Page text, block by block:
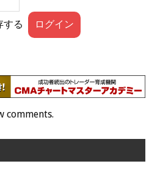
する
comments.